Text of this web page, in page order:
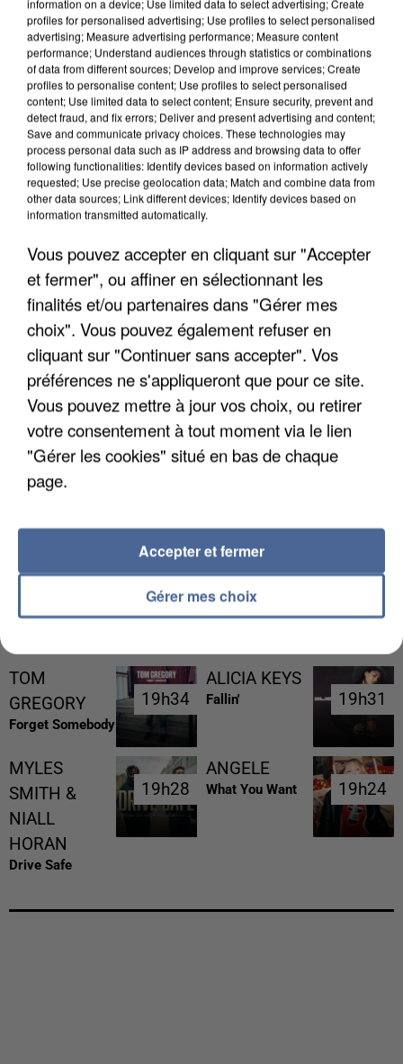
UN SECOND CADRE DE LA DZ MAFIA
INTERPELLÉ EN ALGÉRIE
COULÉE DE BOUE EN HAUTE-SAVOIE
RÉCEMMENT DIFFUSÉ
TOM
GREGORY
Forget Somebody
19h34
19h34
ALICIA KEYS
Fallin' 19h31
19h31
MYLES
SMITH &
NIALL
HORAN
Drive Safe
19h28
19h28
ANGELE
What You Want 19h24
19h24
information on a device; Use limited data to select advertising; Create
profiles for personalised advertising; Use profiles to select personalised
advertising; Measure advertising performance; Measure content
performance; Understand audiences through statistics or combinations
of data from different sources; Develop and improve services; Create
profiles to personalise content; Use profiles to select personalised
content; Use limited data to select content; Ensure security, prevent and
detect fraud, and fix errors; Deliver and present advertising and content;
Save and communicate privacy choices. These technologies may
process personal data such as IP address and browsing data to offer
following functionalities: Identify devices based on information actively
requested; Use precise geolocation data; Match and combine data from
other data sources; Link different devices; Identify devices based on
information transmitted automatically.
Vous pouvez accepter en cliquant sur "Accepter
et fermer", ou affiner en sélectionnant les
finalités et/ou partenaires dans "Gérer mes
choix". Vous pouvez également refuser en
cliquant sur "Continuer sans accepter". Vos
préférences ne s'appliqueront que pour ce site.
Vous pouvez mettre à jour vos choix, ou retirer
votre consentement à tout moment via le lien
"Gérer les cookies" situé en bas de chaque
page.
Gérer mes choix
Accepter et fermer